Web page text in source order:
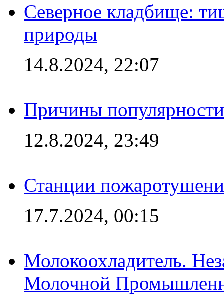
Северное кладбище:
природы
14.8.2024, 22:07
Причины
12.8.2024, 23:49
Станции
17.7.2024, 00:15
Молокоохладитель.
Молочной